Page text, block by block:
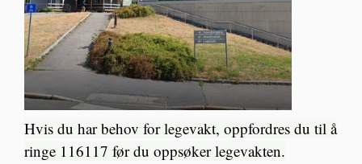
Hvis du har behov for legevakt, oppfordres du til å
ringe 116117 før du oppsøker legevakten.